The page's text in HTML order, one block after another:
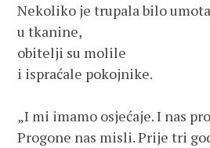
Nekoliko je trupala bilo
u tkanine,
obitelji su molile
i ispraćale pokojnike.
„I mi imamo osjećaje. I nas
Progone nas misli. Prije tri